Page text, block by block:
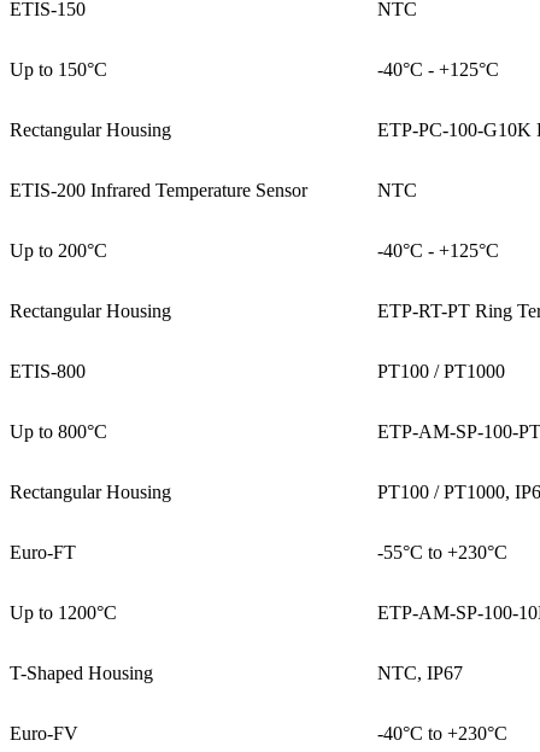
ETIS-150 NTC
Up to 150°C -40°C - +125°C
Rectangular Housing ETP-PC-100-G10K
ETIS-200 Infrared Temperature Sensor NTC
Up to 200°C -40°C - +125°C
Rectangular Housing ETP-RT-PT Ring
ETIS-800 PT100 / PT1000
Up to 800°C ETP-AM-SP-100-PT
Rectangular Housing PT100 / PT1000,
Euro-FT -55°C to +230°C
Up to 1200°C ETP-AM-SP-100-
T-Shaped Housing NTC, IP67
Euro-FV -40°C to +230°C